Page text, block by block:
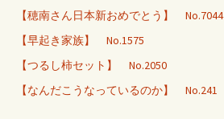
【穂南さん日本新おめでとう】 No.7044
【早起き家族】 No.1575
【つるし柿セット】 No.2050
【なんだこうなっているのか】 No.241